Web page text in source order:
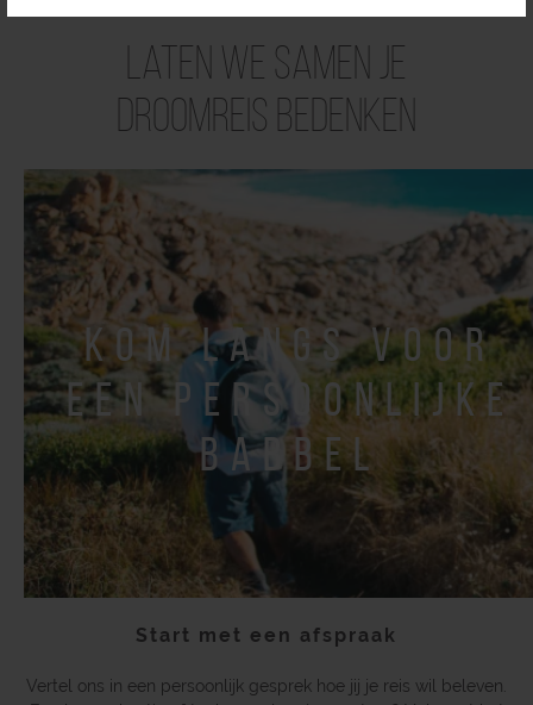
Laten we samen je
droomreis bedenken
kom langs voor
een persoonlijke
babbel
Start met een afspraak
Vertel ons in een persoonlijk gesprek hoe jij je reis wil beleven.